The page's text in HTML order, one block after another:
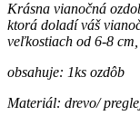
Krásna vianočná
ktorá doladí váš
veľkostiach od 6-8
obsahuje: 1ks ozdôb
Materiál: drevo/